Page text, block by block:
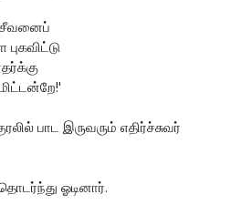
பாட இருவரும் எதிர்ச்சுவர்
ஓடினார்.